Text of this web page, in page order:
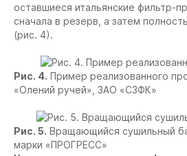
оставшиеся итальянские фильтр-
сначала в резерв, а затем
(рис. 4).
Рис. 4. Пример реализованного
«Олений ручей», ЗАО «СЗФК»
Рис. 5. Вращающийся сушильный
марки «ПРОГРЕСС»